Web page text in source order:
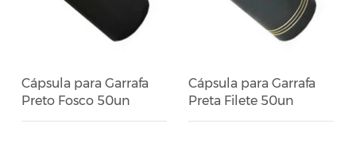
Cápsula para Garrafa
Preto Fosco 50un
Cápsula para Garrafa
Preta Filete 50un